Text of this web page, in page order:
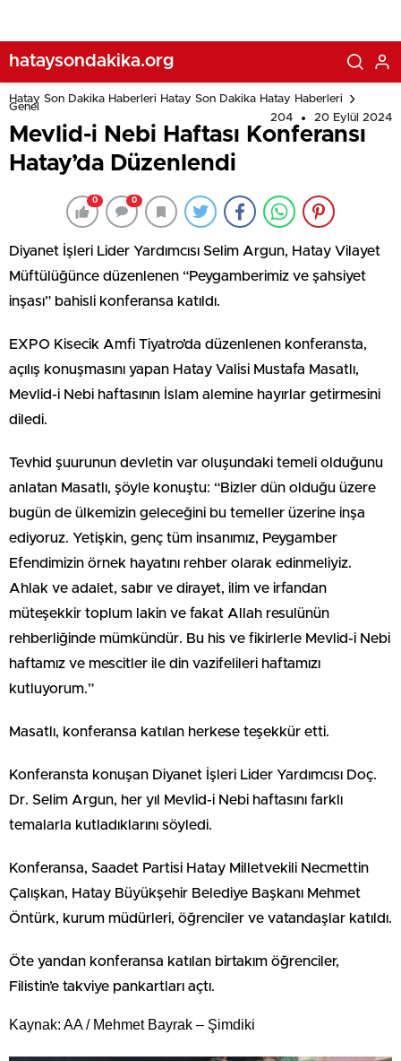
hataysondakika.org
Hatay Son Dakika Haberleri Hatay Son Dakika Hatay Haberleri
Genel
204
20 Eylül 2024
Mevlid-i Nebi Haftası Konferansı
Hatay’da Düzenlendi
0 0
Diyanet İşleri Lider Yardımcısı Selim Argun, Hatay Vilayet
Müftülüğünce düzenlenen “Peygamberimiz ve şahsiyet
inşası” bahisli konferansa katıldı.
EXPO Kisecik Amfi Tiyatro’da düzenlenen konferansta,
açılış konuşmasını yapan Hatay Valisi Mustafa Masatlı,
Mevlid-i Nebi haftasının İslam alemine hayırlar getirmesini
diledi.
Tevhid şuurunun devletin var oluşundaki temeli olduğunu
anlatan Masatlı, şöyle konuştu: “Bizler dün olduğu üzere
bugün de ülkemizin geleceğini bu temeller üzerine inşa
ediyoruz. Yetişkin, genç tüm insanımız, Peygamber
Efendimizin örnek hayatını rehber olarak edinmeliyiz.
Ahlak ve adalet, sabır ve dirayet, ilim ve irfandan
müteşekkir toplum lakin ve fakat Allah resulünün
rehberliğinde mümkündür. Bu his ve fikirlerle Mevlid-i Nebi
haftamız ve mescitler ile din vazifelileri haftamızı
kutluyorum.”
Masatlı, konferansa katılan herkese teşekkür etti.
Konferansta konuşan Diyanet İşleri Lider Yardımcısı Doç.
Dr. Selim Argun, her yıl Mevlid-i Nebi haftasını farklı
temalarla kutladıklarını söyledi.
Konferansa, Saadet Partisi Hatay Milletvekili Necmettin
Çalışkan, Hatay Büyükşehir Belediye Başkanı Mehmet
Öntürk, kurum müdürleri, öğrenciler ve vatandaşlar katıldı.
Öte yandan konferansa katılan birtakım öğrenciler,
Filistin’e takviye pankartları açtı.
Kaynak: AA / Mehmet Bayrak – Şimdiki